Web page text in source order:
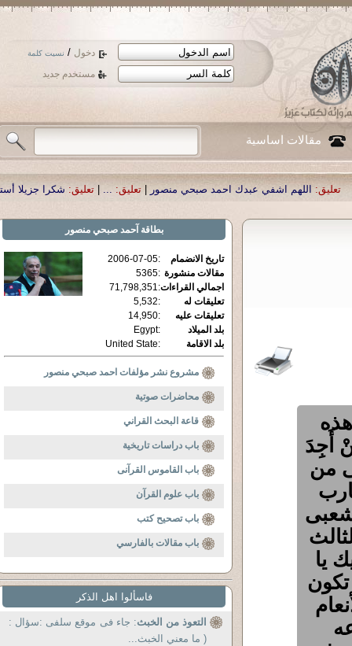
دخول / نسيت كلمة
مستخدم جديد
مقالات اساسية
عبدك احمد صبحي منصور|تعليق: ...
|تعليق: شكرا جزيلا أستاذ حمد الحمد
أَجِدَ
من
يا
بطاقة آحمد صبحي منصور
تاريخ الانضمام :
2006-07-05
مقالات منشورة :
5365
اجمالي القراءات:
71,798,351
تعليقات له
:
5,532
تعليقات عليه
:
14,950
بلد الميلاد
:
Egypt
بلد الاقامة
:
United State
مشروع نشر مؤلفات احمد صبحي منصور
محاضرات صوتية
قاعة البحث القراني
باب دراسات تاريخية
باب القاموس القرآنى
باب علوم القرآن
باب تصحيح كتب
باب مقالات بالفارسي
فاسألوا اهل الذكر
التعوذ من الخبث: جاء فى موقع سلفى :سؤال :
( ما معني الخبث...